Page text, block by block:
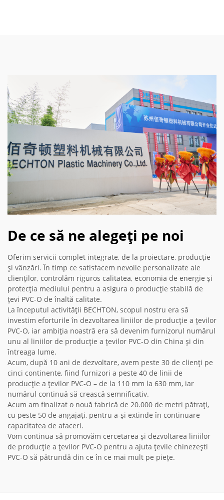
De ce să ne alegeți pe noi
Oferim servicii complet integrate, de la proiectare, producție
și vânzări. În timp ce satisfacem nevoile personalizate ale
clienților, controlăm riguros calitatea, economia de energie și
protecția mediului pentru a asigura o producție stabilă de
țevi PVC-O de înaltă calitate.
La începutul activității BECHTON, scopul nostru era să
investim eforturile în dezvoltarea liniilor de producție a țevilor
PVC-O, iar ambiția noastră era să devenim furnizorul numărul
unu al liniilor de producție a țevilor PVC-O din China și din
întreaga lume.
Acum, după 10 ani de dezvoltare, avem peste 30 de clienți pe
cinci continente, fiind furnizori a peste 40 de linii de
producție a țevilor PVC-O – de la 110 mm la 630 mm, iar
numărul continuă să crească semnificativ.
Acum am finalizat o nouă fabrică de 20.000 de metri pătrați,
cu peste 50 de angajați, pentru a-și extinde în continuare
capacitatea de afaceri.
Vom continua să promovăm cercetarea și dezvoltarea liniilor
de producție a țevilor PVC-O pentru a ajuta țevile chinezești
PVC-O să pătrundă din ce în ce mai mult pe piețe.